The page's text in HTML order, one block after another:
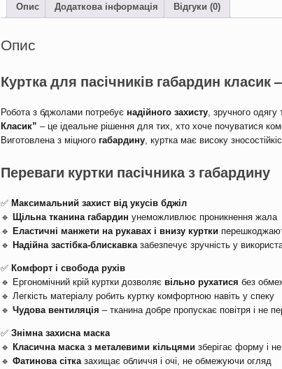
Опис Додаткова інформація Відгуки (0)
Опис
Куртка для пасічників габардин класик
Робота з бджолами потребує надійного захисту, зручного одягу
Класик” – це ідеальне рішення для тих, хто хоче почуватися
Виготовлена з міцного габардину, куртка має високу
Переваги куртки пасічника з габардину
✅ Максимальний захист від укусів бджіл
🔹 Щільна тканина габардин унеможливлює проникнення жала
🔹 Еластичні манжети на рукавах і внизу куртки
🔹 Надійна застібка-блискавказабезпечує зручність у
✅ Комфорт і свобода рухів
🔹 Ергономічний крій куртки дозволяє вільно рухатися без
🔹 Легкість матеріалу робить куртку комфортною навіть у спеку
🔹Чудова вентиляція – тканина добре пропускає повітря і не
✅Знімна захисна маска
🔹 Класична маска з металевими кільцями зберігає форму і
🔹Фатинова сітказахищає обличчя і очі, не обмежуючи огляд